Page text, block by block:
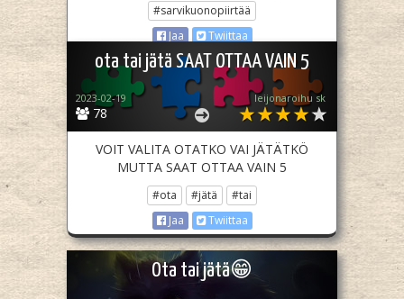
#sarvikuonopiirtää
Jaa
Twiittaa
ota tai jätä SAAT OTTAA VAIN 5
78
2023-02-19 leijonaroihu sk
VOIT VALITA OTATKO VAI JÄTÄTKÖ
MUTTA SAAT OTTAA VAIN 5
#ota #jätä
#tai
Jaa
Twiittaa
Ota tai jätä😁